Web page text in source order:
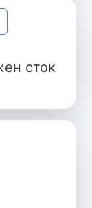
сток